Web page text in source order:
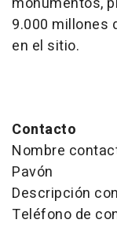
9.000 millones
en el sitio.
Contacto
Nombre
Pavón
Descripción
Teléfono de